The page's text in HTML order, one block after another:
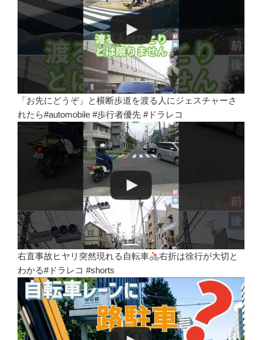
「お先にどうぞ」と横断歩道を渡る人にジェスチャーさ
れたら#automobile #歩行者優先 #ドラレコ
右直事故ヒヤリ突然現れる自転車
右折は徐行が大切と
わかる#ドラレコ #shorts